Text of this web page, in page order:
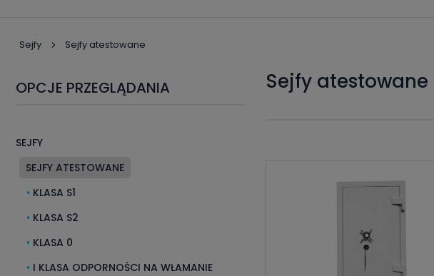
Nowości
Sejfy Sejfy atestowane
OPCJE PRZEGLĄDANIA
SEJFY
SEJFY ATESTOWANE
KLASA S1
KLASA S2
KLASA 0
I KLASA ODPORNOŚCI NA WŁAMANIE
sejfy atestowane